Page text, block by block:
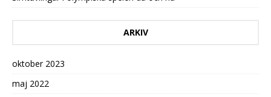
ARKIV
oktober 2023
maj 2022